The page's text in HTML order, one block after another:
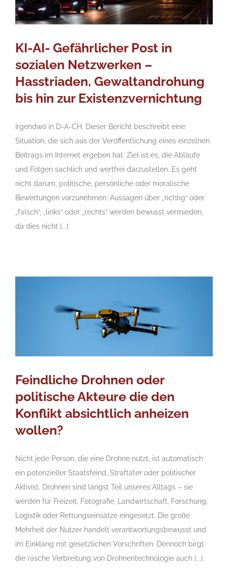
KI-AI- Gefährlicher Post in
sozialen Netzwerken –
Hasstriaden, Gewaltandrohung
bis hin zur Existenzvernichtung
Irgendwo in D-A-CH. Dieser Bericht beschreibt eine
Situation, die sich aus der Veröffentlichung eines einzelnen
Beitrags im Internet ergeben hat. Ziel ist es, die Abläufe
und Folgen sachlich und wertfrei darzustellen. Es geht
nicht darum, politische, persönliche oder moralische
Bewertungen vorzunehmen. Aussagen über „richtig“ oder
„falsch“, „links“ oder „rechts“ werden bewusst vermieden,
da dies nicht [...]
Feindliche Drohnen oder
politische Akteure die den
Konflikt absichtlich anheizen
wollen?
Nicht jede Person, die eine Drohne nutzt, ist automatisch
ein potenzieller Staatsfeind, Straftäter oder politischer
Aktivist. Drohnen sind längst Teil unseres Alltags – sie
werden für Freizeit, Fotografie, Landwirtschaft, Forschung,
Logistik oder Rettungseinsätze eingesetzt. Die große
Mehrheit der Nutzer handelt verantwortungsbewusst und
im Einklang mit gesetzlichen Vorschriften. Dennoch birgt
die rasche Verbreitung von Drohnentechnologie auch [...]